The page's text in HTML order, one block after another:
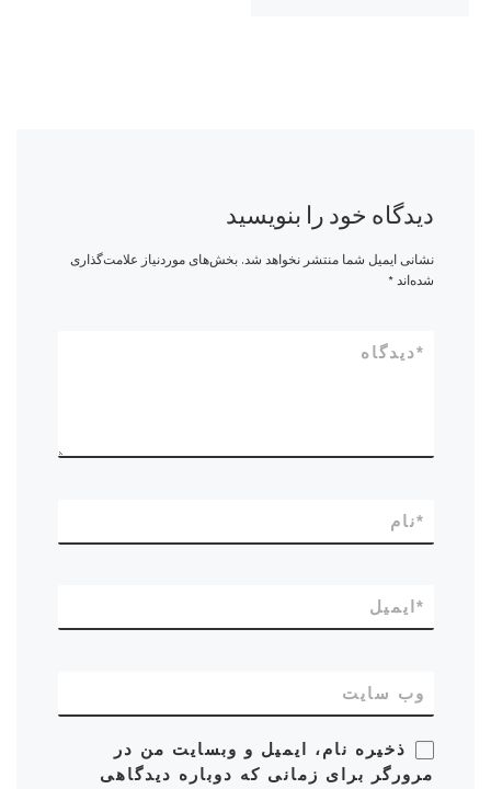
دیدگاه خود را بنویسید
نشانی ایمیل شما منتشر نخواهد شد. بخش‌های موردنیاز علامت‌گذاری
شده‌اند*
دیدگاه*
نام*
ایمیل *
وب‌ سایت
ذخیره نام، ایمیل و وبسایت من در
مرورگر برای زمانی که دوباره دیدگاهی